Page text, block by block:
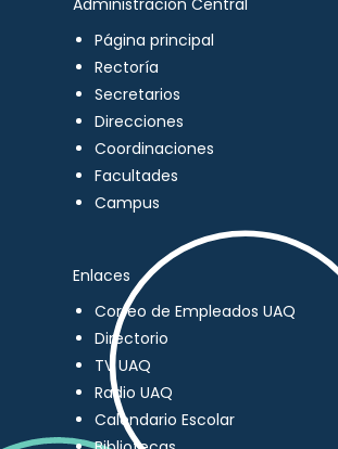
Administración Central
Página principal
Rectoría
Secretarios
Direcciones
Coordinaciones
Facultades
Campus
Enlaces
Correo de Empleados UAQ
Directorio
TV UAQ
Radio UAQ
Calendario Escolar